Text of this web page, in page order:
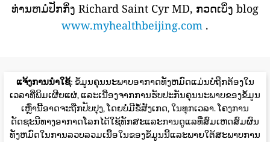
ທ່ານຫມໍປັກກິ່ງ Richard Saint Cyr MD, ກວດເບິ່ງ blog
www.myhealthbeijing.com .
ແຈ້ງການນໍາໃຊ້: ຂໍ້ມູນຄຸນນະພາບອາກາດທັງຫມົດແມ່ນບໍ່ຖືກຕ້ອງໃນ
ເວລາທີ່ພິມເຜີຍແຜ່, ແລະເນື່ອງຈາກການຮັບປະກັນຄຸນນະພາບຂອງຂໍ້ມູນ
ເຫຼົ່ານີ້ອາດຈະຖືກປັບປຸງ, ໂດຍບໍ່ມີຂໍ້ສັງເກດ, ໃນທຸກເວລາ. ໂຄງການ
ດັດຊະນີທາງອາກາດໂລກໄດ້ໃຊ້ທັກສະແລະການດູແລທີ່ສົມເຫດສົມຜົນ
ທັງຫມົດໃນການລວບລວມເນື້ອໃນຂອງຂໍ້ມູນນີ້ແລະພາຍໃຕ້ສະພາບການ